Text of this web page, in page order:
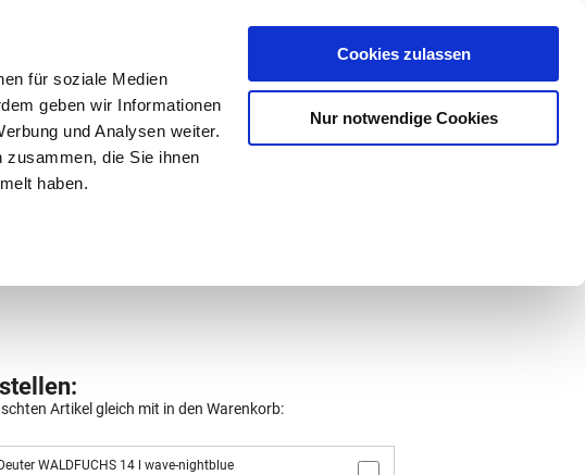
für soziale Medien
geben wir Informationen
und Analysen weiter.
die Sie ihnen
haben.
Cookies zulassen
Nur notwendige Cookies
0,00 €
Artikel gleich mit in den Warenkorb:
Deuter WALDFUCHS 14 l wave-nightblue